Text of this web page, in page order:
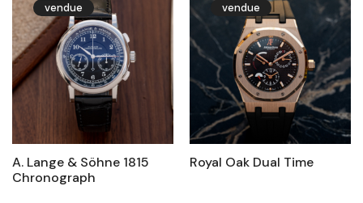
vendue
A. Lange & Söhne 1815
Chronograph
vendue
Royal Oak Dual Time